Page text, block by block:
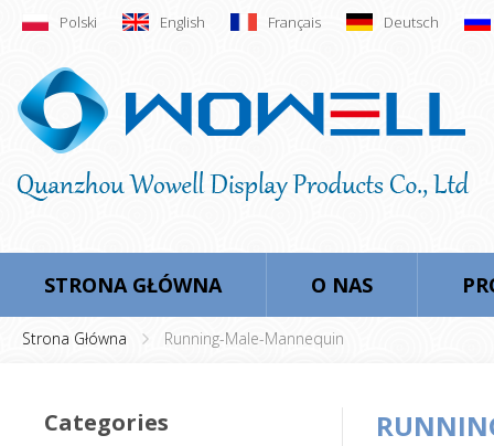
Polski English Français Deutsch
STRONA GŁÓWNA O NAS
Strona Główna Running-Male-Mannequin
Categories